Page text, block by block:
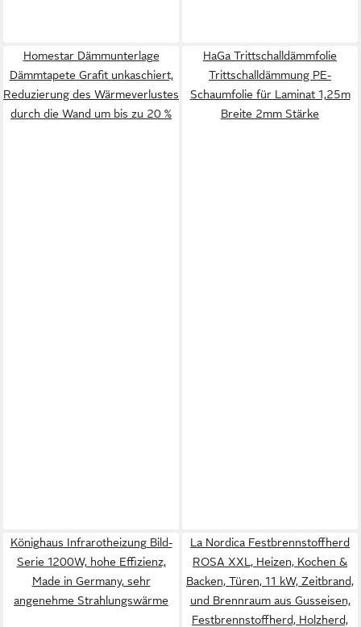
Homestar Dämmunterlage
Dämmtapete Grafit unkaschiert,
Reduzierung des Wärmeverlustes
durch die Wand um bis zu 20 %
HaGa Trittschalldämmfolie
Trittschalldämmung PE-
Schaumfolie für Laminat 1,25m
Breite 2mm Stärke
Könighaus Infrarotheizung Bild-
Serie 1200W, hohe Effizienz,
Made in Germany, sehr
angenehme Strahlungswärme
La Nordica Festbrennstoffherd
ROSA XXL, Heizen, Kochen &
Backen, Türen, 11 kW, Zeitbrand,
und Brennraum aus Gusseisen,
Festbrennstoffherd, Holzherd,